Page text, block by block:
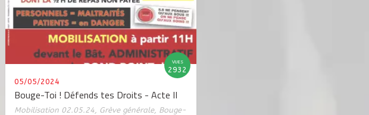
05/05/2024
Bouge-Toi ! Défends tes Droits - Acte II
Mobilisation 02.05.24 Grève générale, Bouge-
VUES
2932